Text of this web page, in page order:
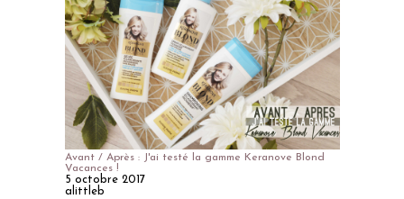
Avant / Après : J'ai testé la gamme Keranove Blond
Vacances !
5 octobre 2017
alittleb